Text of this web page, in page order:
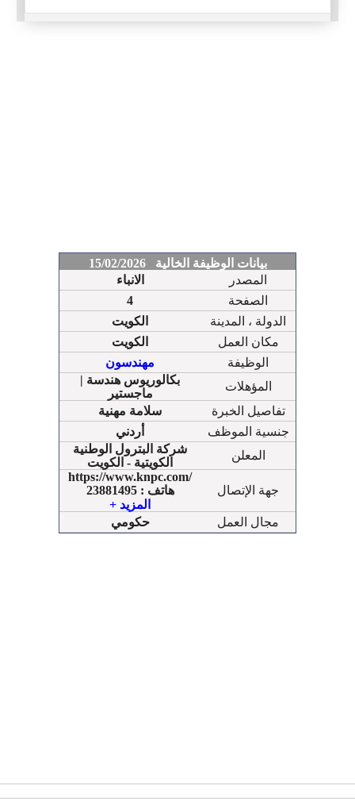
بيانات الوظيفة الخالية 15/02/2026
الانباء
المصدر
4
الصفحة
الكويت
الدولة ، المدينة
الكويت
مكان العمل
مهندسون
الوظيفة
بكالوريوس هندسة |
ماجستير
المؤهلات
سلامة مهنية
تفاصيل الخبرة
أردني
جنسية الموظف
شركة البترول الوطنية
الكويتية - الكويت
المعلن
https://www.knpc.com/
هاتف : 23881495
هاتف : 23881882
23887792
+ المزيد
جهة الإتصال
حكومي مجال العمل